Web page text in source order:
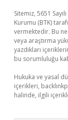
Sitemiz, 5651
Kurumu (BTK)
vermektedir. Bu
veya araştırma
yazdıkları
bu sorumluluğu
Hukuka ve yasal
içerikleri,
halinde, ilgili